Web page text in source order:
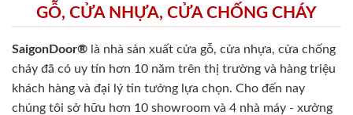
GỖ, CỬA NHỰA, CỬA CHỐNG CHÁY
SaigonDoor® là nhà sản xuất cửa gỗ, cửa nhựa, cửa chống
cháy đã có uy tín hơn 10 năm trên thị trường và hàng triệu
khách hàng và đại lý tin tưởng lựa chọn. Cho đến nay
chúng tôi sở hữu hơn 10 showroom và 4 nhà máy - xưởng